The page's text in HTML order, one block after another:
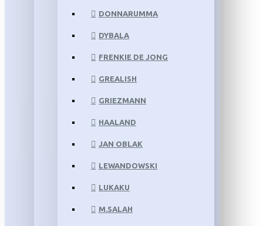
DONNARUMMA
DYBALA
FRENKIE DE JONG
GREALISH
GRIEZMANN
HAALAND
JAN OBLAK
LEWANDOWSKI
LUKAKU
M.SALAH